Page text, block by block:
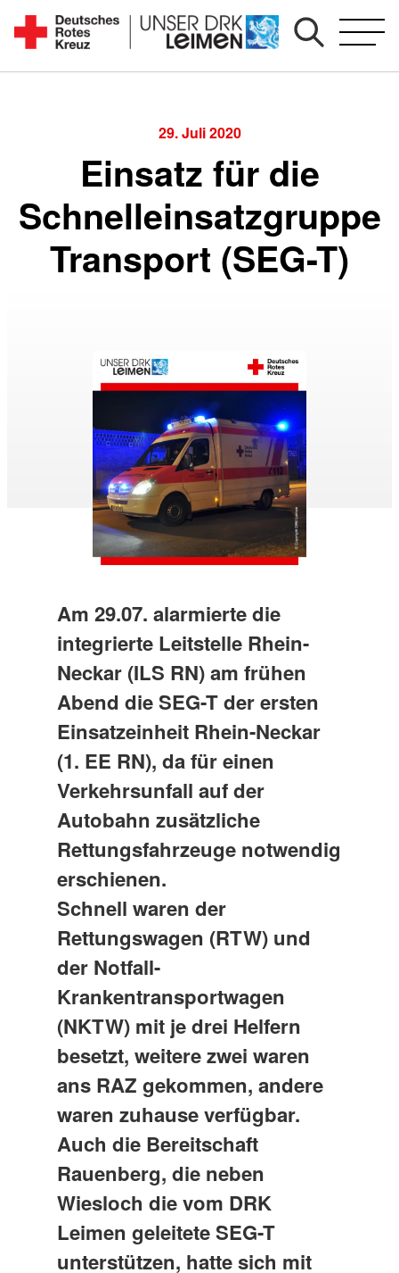
Zum
Inhalt
springen
1892
29. Juli 2020
Einsatz für die
Schnelleinsatzgruppe
Transport (SEG-T)
Am 29.07. alarmierte die
integrierte Leitstelle Rhein-
Neckar (ILS RN) am frühen
Abend die SEG-T der ersten
Einsatzeinheit Rhein-Neckar
(1. EE RN), da für einen
Verkehrsunfall auf der
Autobahn zusätzliche
Rettungsfahrzeuge notwendig
erschienen.
Schnell waren der
Rettungswagen (RTW) und
der Notfall-
Krankentransportwagen
(NKTW) mit je drei Helfern
besetzt, weitere zwei waren
ans RAZ gekommen, andere
waren zuhause verfügbar.
Auch die Bereitschaft
Rauenberg, die neben
Wiesloch die vom DRK
Leimen geleitete SEG-T
unterstützen, hatte sich mit